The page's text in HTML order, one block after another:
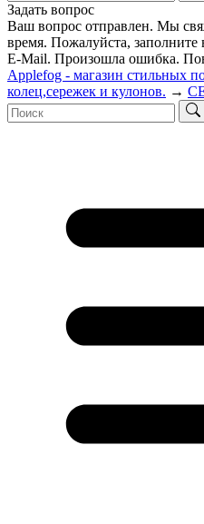
Задать вопрос
Ваш вопрос отправлен. Мы
время. Пожалуйста, заполните
E-Mail. Произошла ошибка.
Applefog - магазин стильных
колец,сережек и кулонов. →